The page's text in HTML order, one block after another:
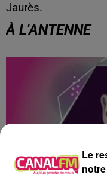
Jaurès.
À L'ANTENNE
Le